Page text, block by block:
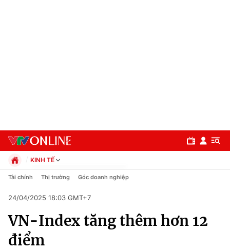
Chuyên mục
Chính trị
KINH TẾ
Chính trị
Pháp luật
Kinh tế
Thể thao
Truyền hình
Tài chính Thị trường Góc doanh nghiệp
24/04/2025 18:03 GMT+7
VN-Index tăng thêm hơn 12
điểm